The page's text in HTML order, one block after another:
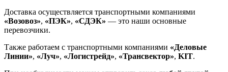
Доставка осуществляется транспортными компаниями
«Возовоз», «ПЭК», «СДЭК» — это наши основные
перевозчики.
Также работаем с транспортными компаниями «Деловые
Линии», «Луч», «Логистрейд», «Трансвектор», KIT.